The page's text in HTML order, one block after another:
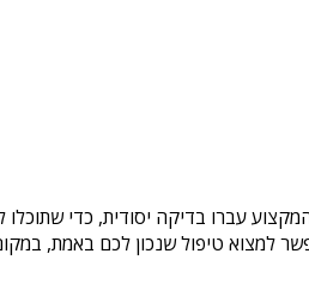
עברו בדיקה יסודית, כדי
למצוא טיפול שנכון לכם באמת,